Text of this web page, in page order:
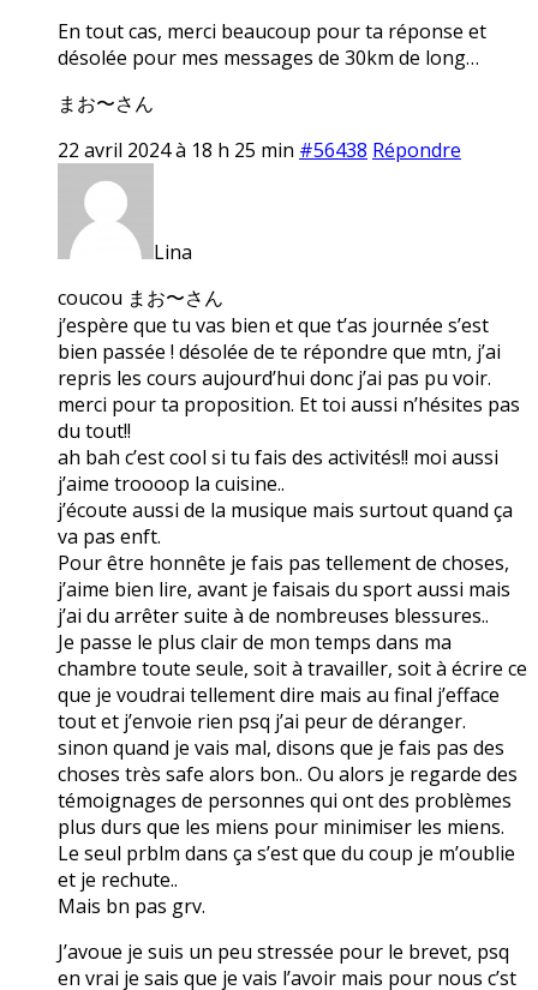
En tout cas, merci beaucoup pour ta réponse et
désolée pour mes messages de 30km de long…
まお〜さん
22 avril 2024 à 18 h 25 min #56438 Répondre
Lina
coucou まお〜さん
j’espère que tu vas bien et que t’as journée s’est
bien passée ! désolée de te répondre que mtn, j’ai
repris les cours aujourd’hui donc j’ai pas pu voir.
merci pour ta proposition. Et toi aussi n’hésites pas
du tout!!
ah bah c’est cool si tu fais des activités!! moi aussi
j’aime troooop la cuisine..
j’écoute aussi de la musique mais surtout quand ça
va pas enft.
Pour être honnête je fais pas tellement de choses,
j’aime bien lire, avant je faisais du sport aussi mais
j’ai du arrêter suite à de nombreuses blessures..
Je passe le plus clair de mon temps dans ma
chambre toute seule, soit à travailler, soit à écrire ce
que je voudrai tellement dire mais au final j’efface
tout et j’envoie rien psq j’ai peur de déranger.
sinon quand je vais mal, disons que je fais pas des
choses très safe alors bon.. Ou alors je regarde des
témoignages de personnes qui ont des problèmes
plus durs que les miens pour minimiser les miens.
Le seul prblm dans ça s’est que du coup je m’oublie
et je rechute..
Mais bn pas grv.
J’avoue je suis un peu stressée pour le brevet, psq
en vrai je sais que je vais l’avoir mais pour nous c’st